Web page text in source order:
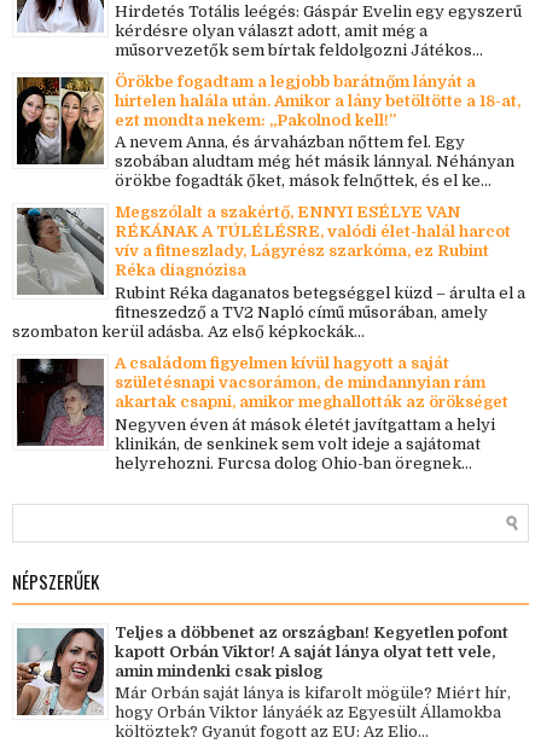
Hirdetés Totális leégés: Gáspár Evelin egy egyszerű
kérdésre olyan választ adott, amit még a
műsorvezetők sem bírtak feldolgozni Játékos...
Örökbe fogadtam a legjobb barátnőm lányát a
hirtelen halála után. Amikor a lány betöltötte a 18-at,
ezt mondta nekem: „Pakolnod kell!”
A nevem Anna, és árvaházban nőttem fel. Egy
szobában aludtam még hét másik lánnyal. Néhányan
örökbe fogadták őket, mások felnőttek, és el ke...
Megszólalt a szakértő, ENNYI ESÉLYE VAN
RÉKÁNAK A TÚLÉLÉSRE, valódi élet-halál harcot
vív a fitneszlady, Lágyrész szarkóma, ez Rubint
Réka diagnózisa
Rubint Réka daganatos betegséggel küzd – árulta el a
fitneszedző a TV2 Napló című műsorában, amely
szombaton kerül adásba. Az első képkockák...
A családom figyelmen kívül hagyott a saját
születésnapi vacsorámon, de mindannyian rám
akartak csapni, amikor meghallották az örökséget
Negyven éven át mások életét javítgattam a helyi
klinikán, de senkinek sem volt ideje a sajátomat
helyrehozni. Furcsa dolog Ohio-ban öregnek...
NÉPSZERŰEK
Teljes a döbbenet az országban! Kegyetlen pofont
kapott Orbán Viktor! A saját lánya olyat tett vele,
amin mindenki csak pislog
Már Orbán saját lánya is kifarolt mögüle? Miért hír,
hogy Orbán Viktor lányáék az Egyesült Államokba
költöztek? Gyanút fogott az EU: Az Elio...